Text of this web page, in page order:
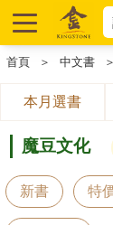
首頁 ＞ 中文書 ＞
本月選書
魔豆文化
新書 特